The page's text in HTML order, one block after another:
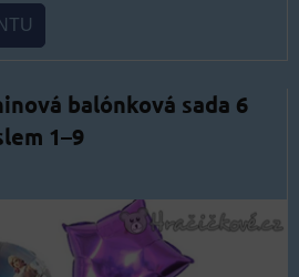
balónková sada 6
1–9